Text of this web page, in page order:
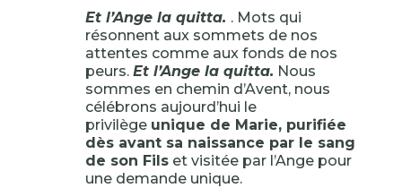
Et l’Ange la quitta. . Mots qui
résonnent aux sommets de nos
attentes comme aux fonds de nos
peurs. Et l’Ange la quitta. Nous
sommes en chemin d’Avent, nous
célébrons aujourd’hui le
privilège unique de Marie, purifiée
dès avant sa naissance par le sang
de son Filset visitée par l’Ange pour
une demande unique.